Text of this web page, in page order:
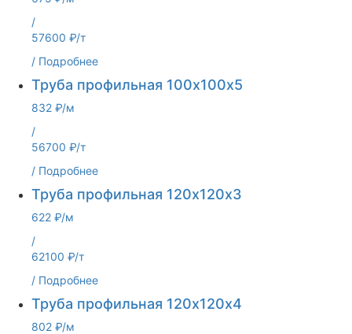
/
57600 ₽/т
/ Подробнее
Труба профильная 100х100х5
832 ₽/м
/
56700 ₽/т
/ Подробнее
Труба профильная 120х120х3
622 ₽/м
/
62100 ₽/т
/ Подробнее
Труба профильная 120х120х4
802 ₽/м